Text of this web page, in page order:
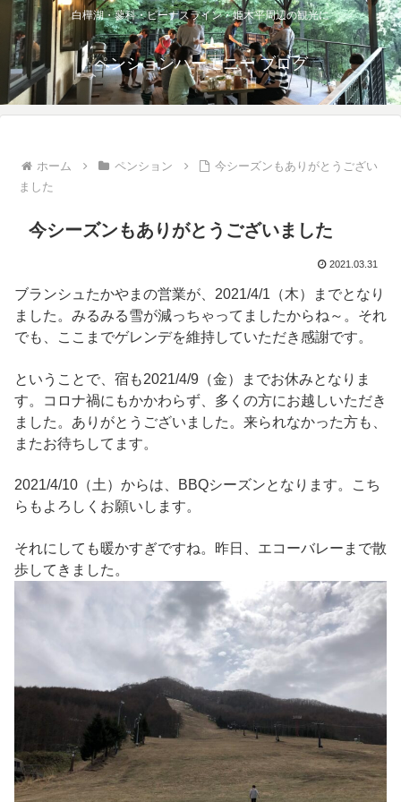
白樺湖・蓼科・ビーナスライン・姫木平周辺の観光に
ペンションハーモニー ブログ
ホーム ペンション
今シーズンもありがとうござい
ました
今シーズンもありがとうございました
2021.03.31
ブランシュたかやまの営業が、2021/4/1（木）までとなり
ました。みるみる雪が減っちゃってましたからね～。それ
でも、ここまでゲレンデを維持していただき感謝です。
ということで、宿も2021/4/9（金）までお休みとなりま
す。コロナ禍にもかかわらず、多くの方にお越しいただき
ました。ありがとうございました。来られなかった方も、
またお待ちしてます。
2021/4/10（土）からは、BBQシーズンとなります。こち
らもよろしくお願いします。
それにしても暖かすぎですね。昨日、エコーバレーまで散
歩してきました。